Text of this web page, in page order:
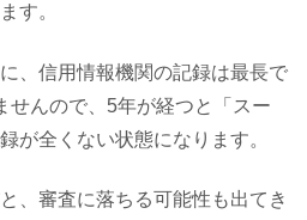
す。
、信用情報機関の記録は最長で
せんので、5年が経つと「スー
が全くない状態になります。
、審査に落ちる可能性も出てき